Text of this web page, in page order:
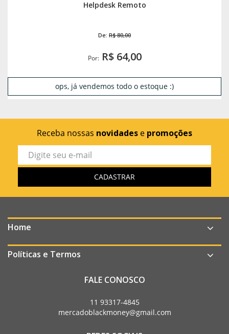
Helpdesk Remoto
De: R$ 80,00
Por:R$ 64,00
ops, já vendemos todo o estoque :)
Receba nossas novidades e promoções
Home
Políticas e Termos
FALE CONOSCO
11 93317-4845
mercadoblackmoney@gmail.com